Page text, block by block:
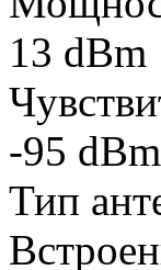
13 dBm
-95
Тип